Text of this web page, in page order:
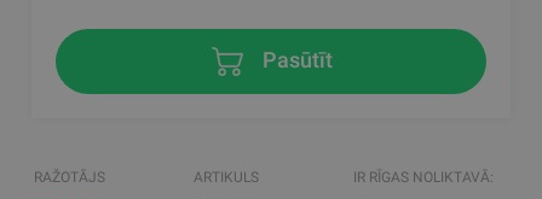
Pasūtīt
RAŽOTĀJS ARTIKULS IR RĪGAS NOLIKTAVĀ: